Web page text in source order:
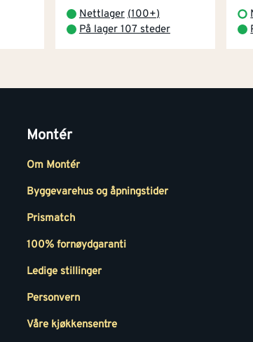
Nettlager (100+)
På lager 107 steder
Montér
Om Montér
Byggevarehus og åpningstider
Prismatch
100% fornøydgaranti
Ledige stillinger
Personvern
Våre kjøkkensentre